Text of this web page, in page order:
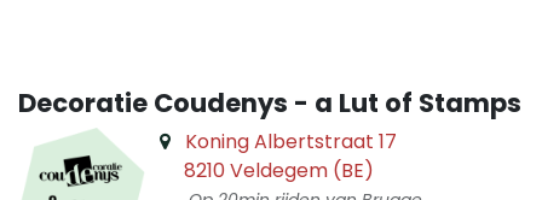
Decoratie Coudenys - a Lut of Stamps
Koning Albertstraat 17
8210 Veldegem (BE)